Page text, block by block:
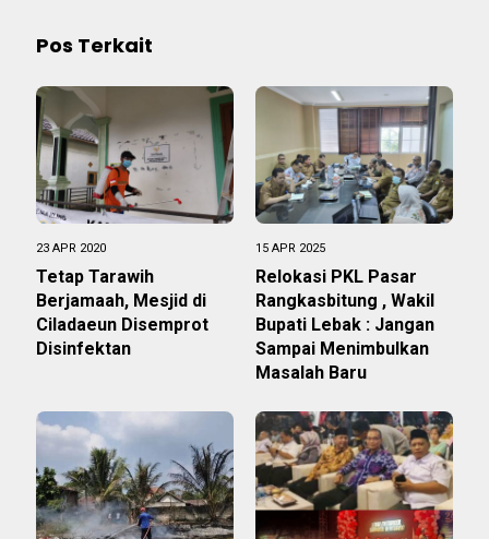
Pos Terkait
23 APR 2020
Tetap Tarawih
Berjamaah, Mesjid di
Ciladaeun Disemprot
Disinfektan
15 APR 2025
Relokasi PKL Pasar
Rangkasbitung , Wakil
Bupati Lebak : Jangan
Sampai Menimbulkan
Masalah Baru